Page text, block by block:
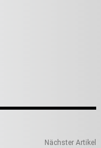
Nächster Artikel